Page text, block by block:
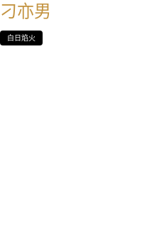
刁亦男
白日焰火